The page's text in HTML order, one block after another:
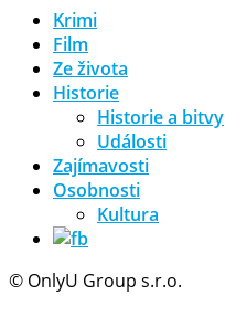
Krimi
Film
Ze života
Historie
Historie a bitvy
Události
Zajímavosti
Osobnosti
Kultura
© OnlyU Group s.r.o.